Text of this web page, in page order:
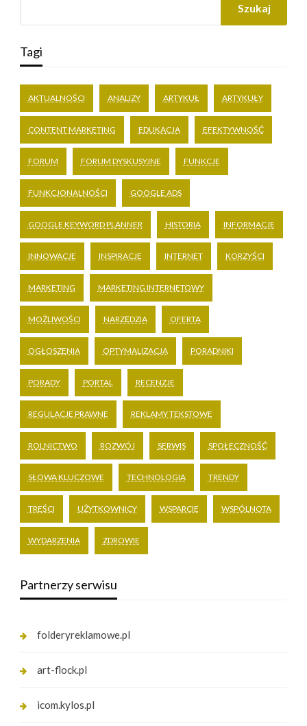
Szukaj
Tagi
AKTUALNOŚCI ANALIZY ARTYKUŁ ARTYKUŁY
CONTENT MARKETING EDUKACJA EFEKTYWNOŚĆ
FORUM FORUM DYSKUSYJNE FUNKCJE
FUNKCJONALNOŚCI GOOGLE ADS
GOOGLE KEYWORD PLANNER HISTORIA INFORMACJE
INNOWACJE INSPIRACJE INTERNET KORZYŚCI
MARKETING MARKETING INTERNETOWY
MOŻLIWOŚCI NARZĘDZIA OFERTA
OGŁOSZENIA OPTYMALIZACJA PORADNIKI
PORADY PORTAL RECENZJE
REGULACJE PRAWNE REKLAMY TEKSTOWE
ROLNICTWO ROZWÓJ SERWIS SPOŁECZNOŚĆ
SŁOWA KLUCZOWE TECHNOLOGIA TRENDY
TREŚCI UŻYTKOWNICY WSPARCIE WSPÓLNOTA
WYDARZENIA ZDROWIE
Partnerzy serwisu
folderyreklamowe.pl
art-flock.pl
icom.kylos.pl